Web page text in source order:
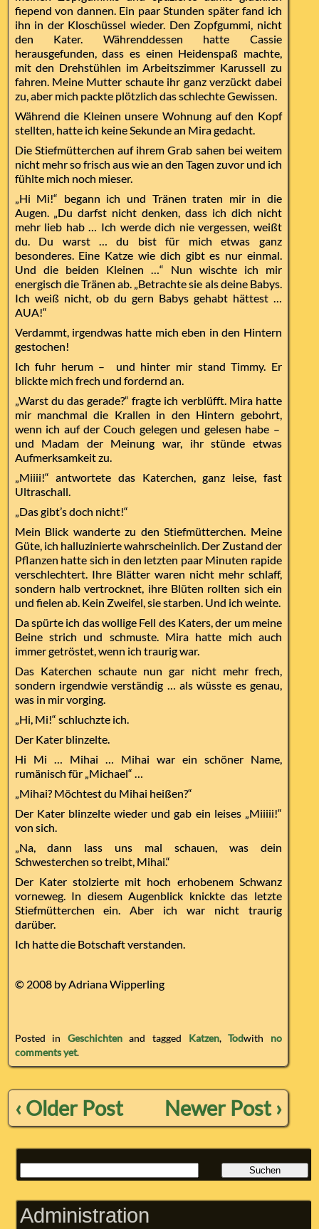
fiepend von dannen. Ein paar Stunden später fand ich
ihn in der Kloschüssel wieder. Den Zopfgummi, nicht
den Kater. Währenddessen hatte Cassie
herausgefunden, dass es einen Heidenspaß machte,
mit den Drehstühlen im Arbeitszimmer Karussell zu
fahren. Meine Mutter schaute ihr ganz verzückt dabei
zu, aber mich packte plötzlich das schlechte Gewissen.
Während die Kleinen unsere Wohnung auf den Kopf
stellten, hatte ich keine Sekunde an Mira gedacht.
Die Stiefmütterchen auf ihrem Grab sahen bei weitem
nicht mehr so frisch aus wie an den Tagen zuvor und ich
fühlte mich noch mieser.
„Hi Mi!“ begann ich und Tränen traten mir in die
Augen. „Du darfst nicht denken, dass ich dich nicht
mehr lieb hab … Ich werde dich nie vergessen, weißt
du. Du warst … du bist für mich etwas ganz
besonderes. Eine Katze wie dich gibt es nur einmal.
Und die beiden Kleinen …“ Nun wischte ich mir
energisch die Tränen ab. „Betrachte sie als deine Babys.
Ich weiß nicht, ob du gern Babys gehabt hättest …
AUA!“
Verdammt, irgendwas hatte mich eben in den Hintern
gestochen!
Ich fuhr herum – und hinter mir stand Timmy. Er
blickte mich frech und fordernd an.
„Warst du das gerade?“ fragte ich verblüfft. Mira hatte
mir manchmal die Krallen in den Hintern gebohrt,
wenn ich auf der Couch gelegen und gelesen habe –
und Madam der Meinung war, ihr stünde etwas
Aufmerksamkeit zu.
„Miiii!“ antwortete das Katerchen, ganz leise, fast
Ultraschall.
„Das gibt’s doch nicht!“
Mein Blick wanderte zu den Stiefmütterchen. Meine
Güte, ich halluzinierte wahrscheinlich. Der Zustand der
Pflanzen hatte sich in den letzten paar Minuten rapide
verschlechtert. Ihre Blätter waren nicht mehr schlaff,
sondern halb vertrocknet, ihre Blüten rollten sich ein
und fielen ab. Kein Zweifel, sie starben. Und ich weinte.
Da spürte ich das wollige Fell des Katers, der um meine
Beine strich und schmuste. Mira hatte mich auch
immer getröstet, wenn ich traurig war.
Das Katerchen schaute nun gar nicht mehr frech,
sondern irgendwie verständig … als wüsste es genau,
was in mir vorging.
„Hi, Mi!“ schluchzte ich.
Der Kater blinzelte.
Hi Mi … Mihai … Mihai war ein schöner Name,
rumänisch für „Michael“ …
„Mihai? Möchtest du Mihai heißen?“
Der Kater blinzelte wieder und gab ein leises „Miiiii!“
von sich.
„Na, dann lass uns mal schauen, was dein
Schwesterchen so treibt, Mihai.“
Der Kater stolzierte mit hoch erhobenem Schwanz
vorneweg. In diesem Augenblick knickte das letzte
Stiefmütterchen ein. Aber ich war nicht traurig
darüber.
Ich hatte die Botschaft verstanden.
© 2008 by Adriana Wipperling
Posted in Geschichtenand tagged Katzen,Todwith no
comments yet.
‹ Older Post Newer Post ›
Administration